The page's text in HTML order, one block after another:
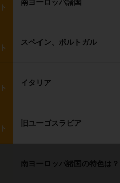
南ヨーロッパ諸国
スペイン、ポルトガル
イタリア
旧ユーゴスラビア
南ヨーロッパ諸国の特色は？